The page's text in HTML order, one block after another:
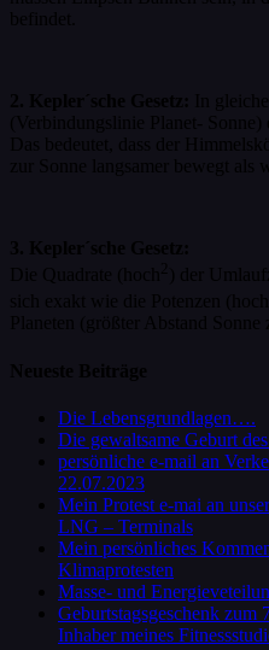
Die Lebensgrundlagen….
Die gewaltsame Geburt
persönliche e-mail an
22.07.2023
Mein Protest e-mai an
LNG – Terminals
Mein persönliches
Klimaprotesten
Masse- und
Geburtstagsgeschenk zum
Inhaber meines